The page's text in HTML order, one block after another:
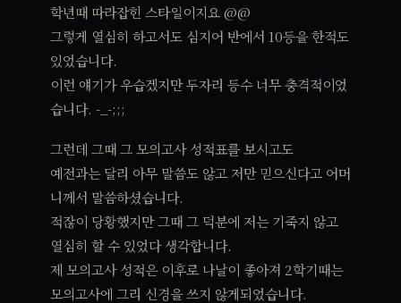
학년때 따라잡힌 스타일이지요 @@
그렇게 열심히 하고서도 심지어 반에서 10등을 한적도
있었습니다.
이런 얘기가 우습겠지만 두자리 등수 너무 충격적이었
습니다. -_-;;;
그런데 그때 그 모의고사 성적표를 보시고도
예전과는 달리 아무 말씀도 않고 저만 믿으신다고 어머
니께서 말씀하셨습니다.
적잖이 당황했지만 그때 그 덕분에 저는 기죽지 않고
열심히 할 수 있었다 생각합니다.
제 모의고사 성적은 이후로 나날이 좋아져 2학기때는
모의고사에 그리 신경을 쓰지 않게되었습니다.